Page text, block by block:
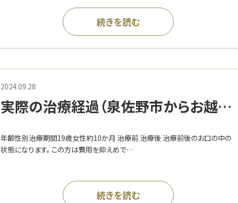
続きを読む
2024.09.28
実際の治療経過（泉佐野市からお越し
年齢性別治療期間19歳女性約10か月 治療前 治療後 治療前後のお口の中の
状態になります。 この方は費用を抑えめで…
続きを読む